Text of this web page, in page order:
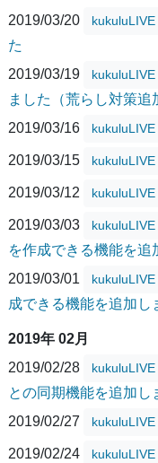
2019/03/20
kukuluLIVE
た
2019/03/19
kukuluLIVE
ました（荒らし対策追
2019/03/16
kukuluLIVE
2019/03/15 kukuluLIVE
2019/03/12 kukuluLIVE
2019/03/03 kukuluLIVE
を作成できる機能を追
2019/03/01
kukuluLIVE
成できる機能を追加し
2019年 02月
2019/02/28
kukuluLIVE
との同期機能を追加し
2019/02/27
kukuluLIVE
2019/02/24 kukuluLIVE